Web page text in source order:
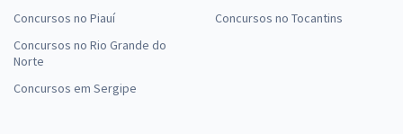
Concursos no Piauí
Concursos no Rio Grande do
Norte
Concursos em Sergipe
Concursos no Tocantins